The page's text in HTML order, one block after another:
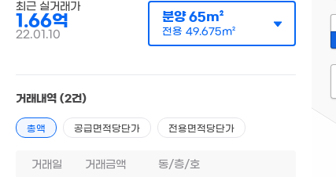
최근 실거래가
1.66억
22.01.10
분양65m²
전용 49.675m²
거래내역 (2건)
총액 공급면적당단가 전용면적당단가
거래일 거래금액 동/층/호